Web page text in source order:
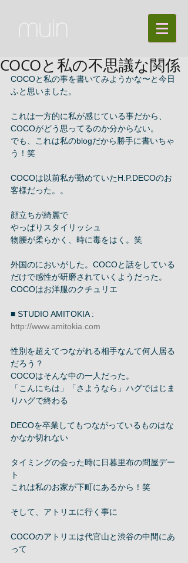
COCOと私の不思議な関係
COCOと私の事を書いてみようかな〜と今日
ふと思いました。
これは一方的に私が感じている事だから、
COCOがどう思ってるのか分からない。
でも、これは私のblogだから勝手に書いちゃ
う！笑
COCOは以前私が勤めていたH.P.DECOのお
客様だった。。
顔立ちが綺麗で
やっぱりスタイリッシュ
物腰が柔らかく、時に毒をはく。笑
外国のにおいがした。COCOと話をしている
だけで感性が研磨されていくようだった。
COCOはお洋服のクチュリエ
■ STUDIO AMITOKIA :
http://www.amitokia.com
性別を超えてつながれる相手なんて何人居る
だろう？
COCOはそんな中の一人だった。
「こんにちは」「さようなら」ハグではじま
りハグで終わる
DECOを卒業してもつながっているものはな
かなか切れない
タイミングの会った時に日暮里布の問屋デー
ト
これは私のお家が下町にあるから！笑
そして、アトリエに行く事に
COCOのアトリエは代官山と渋谷の中間にあ
って